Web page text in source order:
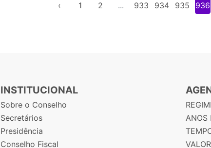
‹ 1 2 ... 933 934 935 936
INSTITUCIONAL
Sobre o Conselho
Secretários
Presidência
Conselho Fiscal
ANOS